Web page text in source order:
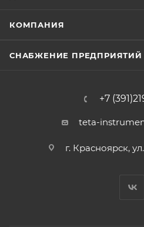
КОМПАНИЯ
СНАБЖЕНИЕ ПРЕДПРИЯТИЙ
+7
teta-
г. Красноярск,